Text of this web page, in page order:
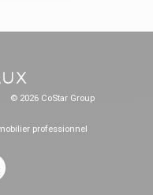
© 2026 CoStar Group
professionnel